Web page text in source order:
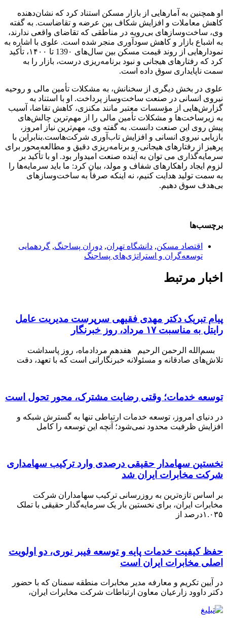
او همچنین به آمارهایی از بازار مسکن استناد کرد که نشان‌دهنده
کاهش معاملات و افزایش شکاف بین عرضه و تقاضاست. به گفته
وی، ساخت‌وسازهای بی‌رویه در مناطقی که تقاضای واقعی ندارند،
به اشباع بازار و کاهش سودآوری منجر شده است. علوی با اشاره به
نمودارهایی از روند قیمت مسکن بین سال‌های 139۰ تا ۱۴۰۰، تأکید
کرد که رفتارهای هیجانی و نبود برنامه‌ریزی درست، بازار را به
سمت ناپایداری سوق داده است.
علوی در بخش دیگری از سخنانش، به مشکلات تأمین مالی و روحیه
نیروی انسانی در صنعت ساخت‌وساز پرداخت. او با استناد به
گزارش‌هایی از مؤسسات معتبر مانند مکنزی، کاهش تقاضا، آسیب
به زیرساخت‌ها و مشکلات تأمین مالی را از مهم‌ترین چالش‌های
پیش روی این صنعت دانست. به گفته وی، مهم‌ترین نیاز امروز،
بازیابی نیروی انسانی و افزایش تاب‌آوری شرکت‌هاست.بنابراین با
پرهیز از رفتارهای هیجانی، و برنامه‌ریزی دقیق و مطالعه‌محور برای
سرمایه‌گذاری می توان به آینده صنعت امیدوار بود. او با تأکید بر
لزوم ایجاد راهکارهای شفاف و مولد، بیان کرد: ما باید سرمایه‌ها را
به سمت تولید هدایت کنیم، نه اینکه صرفاً به ساخت‌وسازهای
بی‌هدف سوق دهیم.
برچسب‌ها
اقتصاد مسکن, دانشگاه تهران, دوران پساجنگ, گردهمایی
توسعه‌گران و استراتژی‌های پساجنگ
اخبار مرتبط
پیام تبریک دکتر مهدی فقیهی سرپرست مدیریت عامل
رایتل به مناسبت ۱۷ مرداد، روز خبرنگار
بسم‌الله الرحمن الرحیم هفدهم مردادماه، روز پاسداشت
تلاش‌های صادقانه و مسئولانه خبرنگارانی است که با تعهد، دقت
توسعه خدمات؛ وقتی رضایت مشترک، محور تحول است
در دنیای امروز، توسعه خدمات ارتباطی تنها به گسترش شبکه و
افزایش ظرفیت محدود نمی‌شود؛ آنچه این توسعه را کامل
نخستین سهامدار حقیقی درصدی وارد ترکیب سهامداری
شرکت مخابرات ایران شد
بر اساس تازه‌ترین به‌ روزرسانی ترکیب سهامداران شرکت
مخابرات ایران، برای نخستین بار یک سرمایه‌گذار حقیقی با تملک
۱.۰۳۵درصد از
حفظ کیفیت خدمات پایه و توسعه فیبر نوری، دو اولویت
اصلی مخابرات ایران است
در آیین تکریم و معارفه مدیر مخابرات منطقه سمنان که با حضور
دکتر داوود زارعیان معاون ارتباطات شرکت مخابرات ایران،